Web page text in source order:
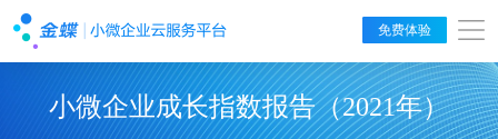
免费体验
小微企业成长指数报告（2021年）